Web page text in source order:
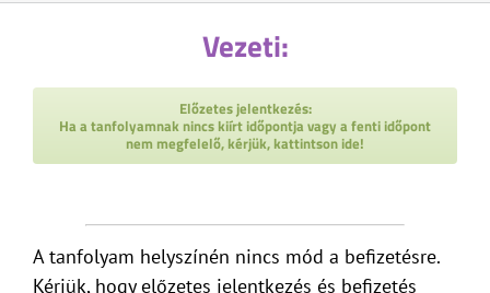
Vezeti:
Előzetes jelentkezés:
Ha a tanfolyamnak nincs kiírt időpontja vagy a fenti időpont
nem megfelelő, kérjük, kattintson ide!
A tanfolyam helyszínén nincs mód a befizetésre.
Kérjük, hogy előzetes jelentkezés és befizetés